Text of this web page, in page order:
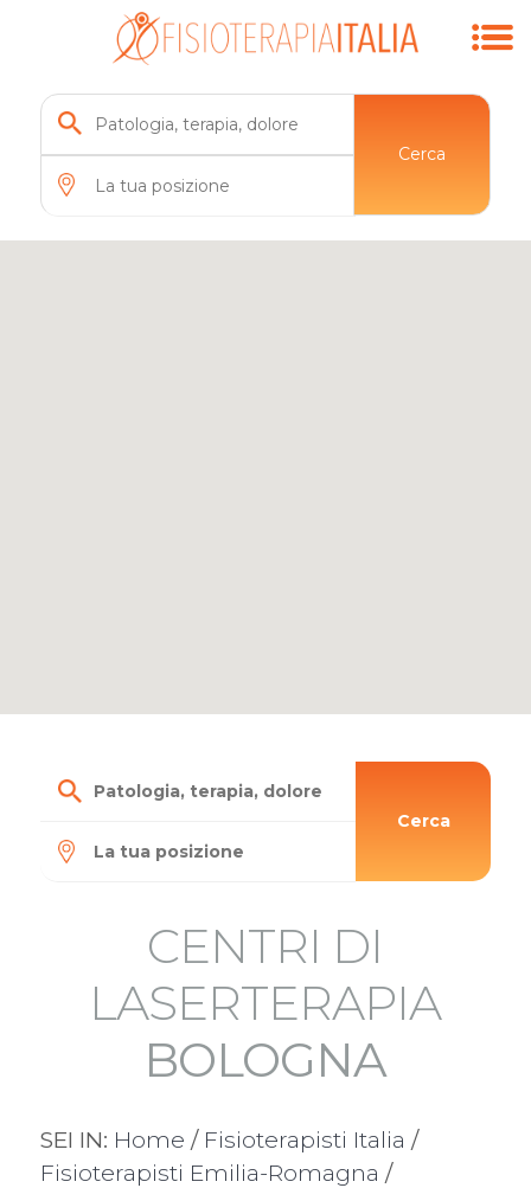
Cerca
Cerca
CENTRI DI
LASERTERAPIA
BOLOGNA
SEI IN: Home / Fisioterapisti Italia /
Fisioterapisti Emilia-Romagna /